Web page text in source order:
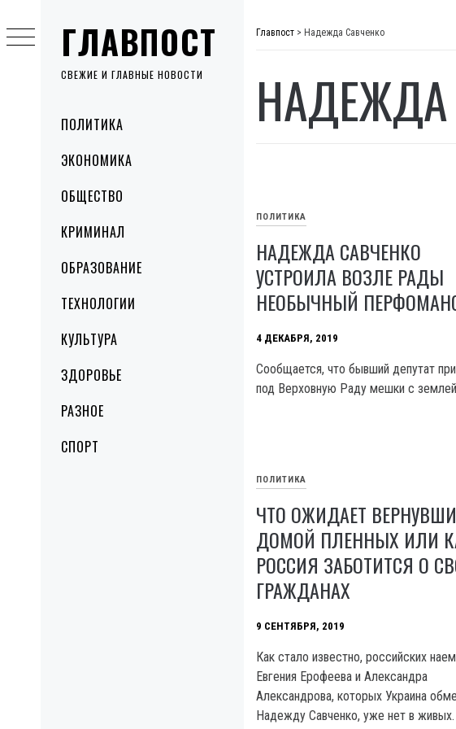
ГЛАВПОСТ
СВЕЖИЕ И ГЛАВНЫЕ НОВОСТИ
MenuПОЛИТИКА
ЭКОНОМИКА
ОБЩЕСТВО
КРИМИНАЛ
ОБРАЗОВАНИЕ
ТЕХНОЛОГИИ
КУЛЬТУРА
ЗДОРОВЬЕ
РАЗНОЕ
СПОРТ
to
content
Главпост > Надежда Савченко
ПОЛИТИКА
НАДЕЖДА САВЧЕНКО
УСТРОИЛА ВОЗЛЕ РАДЫ
НЕОБЫЧНЫЙ
4 ДЕКАБРЯ, 2019
Сообщается, что бывший депутат
под Верховную Раду мешки с
ПОЛИТИКА
ЧТО ОЖИДАЕТ
ДОМОЙ ПЛЕННЫХ ИЛИ
РОССИЯ ЗАБОТИТСЯ О
ГРАЖДАНАХ
9 СЕНТЯБРЯ, 2019
Как стало известно, российских
Евгения Ерофеева и Александра
Александрова, которых Украина
Надежду Савченко, уже нет в живых.